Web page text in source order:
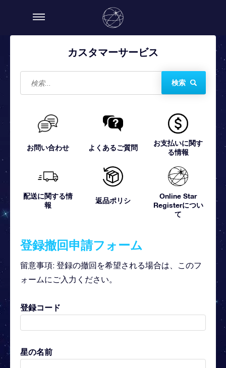
カスタマーサービス
検索
お問い合わせ よくあるご質問
お支払いに関す
る情報
配送に関する情
報
返品ポリシ
Online Star
Registerについ
て
登録撤回申請フォーム
留意事項: 登録の撤回を希望される場合は、このフ
ォームにご入力ください。
登録コード
星の名前